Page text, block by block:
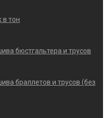
в тон
бюстгальтера и трусов
браллетов и трусов (без